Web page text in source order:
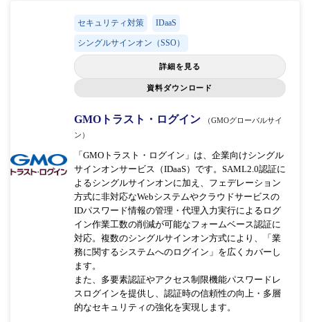
セキュリティ対策 IDaaS
シングルサインオン（SSO）
詳細を見る
資料ダウンロード
GMOトラスト・ログイン
（GMOグローバルサイ
ン）
「GMOトラスト・ログイン」は、企業向けシングル
サインオンサービス（IDaaS）です。SAML2.0認証に
よるシングルサインオンに加え、フェデレーション
方式に非対応なWebシステムやクラウドサービスの
IDパスワード情報の管理・代理入力実行によるログ
イン作業工数の削減が可能なフォームベース認証に
対応。複数のシングルサインオン方式により、「業
務に関するシステムへのログイン」を広くカバーし
ます。
また、多要素認証やアクセス制限機能パスワードレ
スログインを提供し、認証時の信頼性の向上・多層
的なセキュリティの強化を実現します。